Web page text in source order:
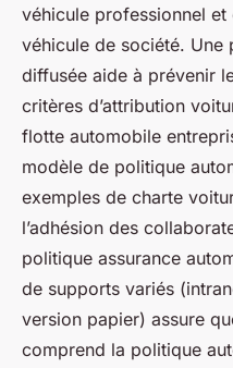
véhicule professionnel et
véhicule de société.
diffusée aide à prévenir
critères d’attribution
flotte automobile
modèle de politique
exemples de charte
l’adhésion des
politique assurance
de supports variés
version papier) assure
comprend la politique